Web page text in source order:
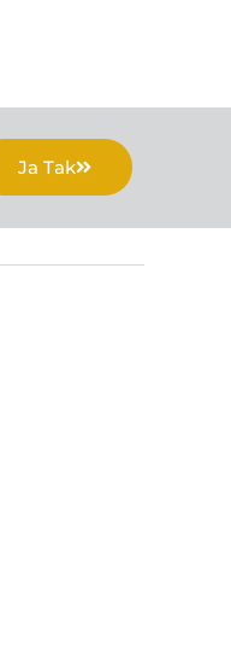
Ja Tak